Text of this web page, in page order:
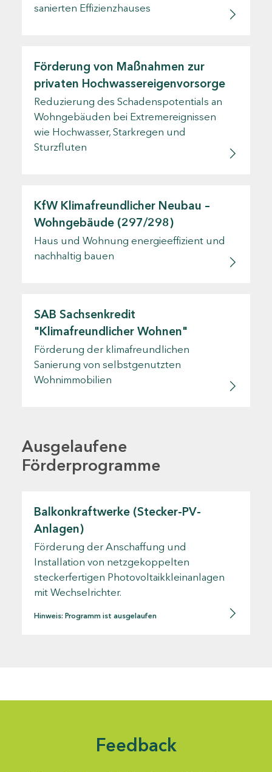
sanierten Effizienzhauses
Förderung von Maßnahmen zur
privaten Hochwassereigenvorsorge
Reduzierung des Schadenspotentials an
Wohngebäuden bei Extremereignissen
wie Hochwasser, Starkregen und
Sturzfluten
KfW Klimafreundlicher Neubau –
Wohngebäude (297/298)
Haus und Wohnung energieeffizient und
nachhaltig bauen
SAB Sachsenkredit
"Klimafreundlicher Wohnen"
Förderung der klimafreundlichen
Sanierung von selbstgenutzten
Wohnimmobilien
Ausgelaufene
Förderprogramme
Balkonkraftwerke (Stecker-PV-
Anlagen)
Förderung der Anschaffung und
Installation von netzgekoppelten
steckerfertigen Photovoltaikkleinanlagen
mit Wechselrichter.
Hinweis: Programm ist ausgelaufen
Feedback